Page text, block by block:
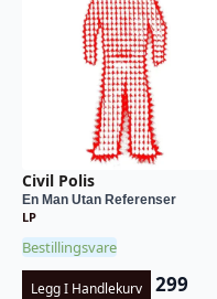
Civil Polis
En Man Utan Referenser
LP
Bestillingsvare
Legg I Handlekurv 299